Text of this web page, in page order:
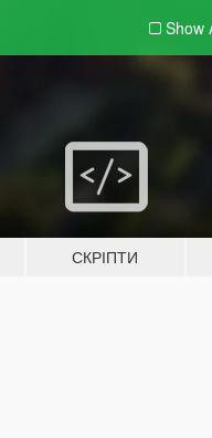
Show
СКРІПТИ